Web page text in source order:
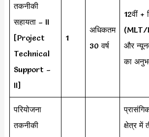
तकनीकी
सहायता – II
[Project
Technical
Support –
II]
1
अधिकतम
30 वर्ष
12वीं +
(MLT/
और
का
परियोजना
तकनीकी
क्षेत्र में